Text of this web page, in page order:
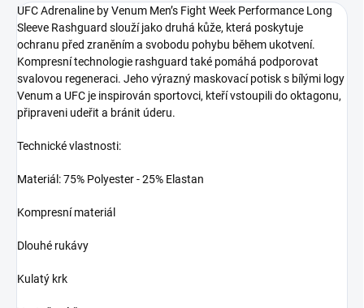
UFC Adrenaline by Venum Men’s Fight Week Performance Long
Sleeve Rashguard slouží jako druhá kůže, která poskytuje
ochranu před zraněním a svobodu pohybu během ukotvení.
Kompresní technologie rashguard také pomáhá podporovat
svalovou regeneraci. Jeho výrazný maskovací potisk s bílými logy
Venum a UFC je inspirován sportovci, kteří vstoupili do oktagonu,
připraveni udeřit a bránit úderu.
Technické vlastnosti:
Materiál: 75% Polyester - 25% Elastan
Kompresní materiál
Dlouhé rukávy
Kulatý krk